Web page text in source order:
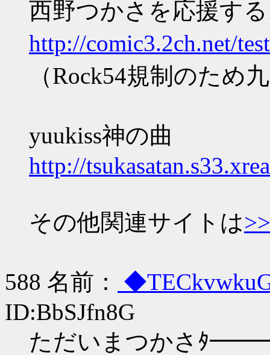
西野つかさを応援す
http://comic3.2ch.net/
（Rock54規制のた
yuukiss神の曲
http://
その他関連サイトは
588 名前：
ID:BbSJfn8G
ただいまつかさﾀ